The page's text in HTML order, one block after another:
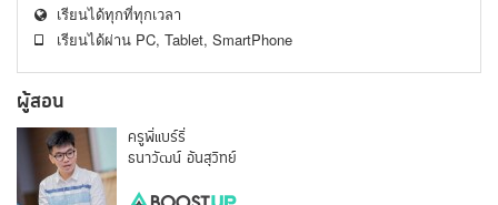
เรียนได้ทุกที่ทุกเวลา
เรียนได้ผ่าน PC, Tablet, SmartPhone
ผู้สอน
ครูพี่แบร์รี่
ธนาวัฒน์ อ้นสุวิทย์